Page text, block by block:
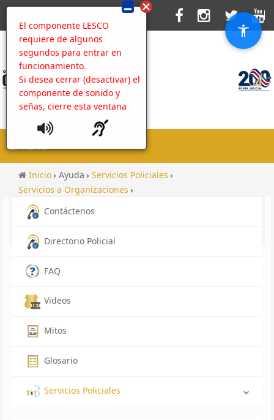
El componente LESCO
requiere de algunos
segundos para entrar en
funcionamiento.
Si desea cerrar (desactivar) el
componente de sonido y
señas, cierre esta ventana
MENU
Inicio Ayuda
Servicios Policiales
Servicios a Organizaciones
Índice de Transparencia del Sector Público Costarricense
Datos Abiertos
Contáctenos
Directorio Policial
FAQ
Videos
Mitos
Glosario
Servicios Policiales